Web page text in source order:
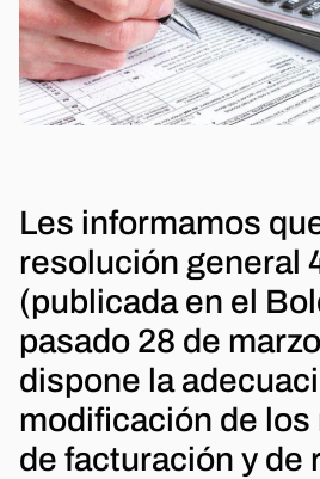
Les informamos
resolución general
(publicada en el
pasado 28 de
dispone la
modificación de
de facturación y de